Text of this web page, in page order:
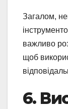
Загалом,
важливо
щоб
6.